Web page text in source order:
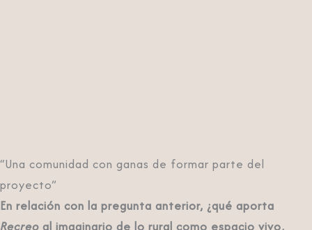
“Una comunidad con ganas de formar parte del
proyecto”
En relación con la pregunta anterior, ¿qué aporta
Recreo al imaginario de lo rural como espacio vivo,